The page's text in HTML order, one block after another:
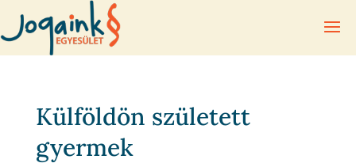
Külföldön született
gyermek